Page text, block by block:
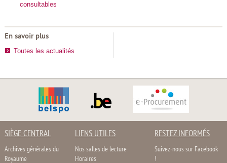
consultables
En savoir plus
Toutes les actualités
SIÈGE CENTRAL
Archives générales du
Royaume
LIENS UTILES
Nos salles de lecture
Horaires
RESTEZ INFORMÉS
Suivez-nous sur Facebook
!